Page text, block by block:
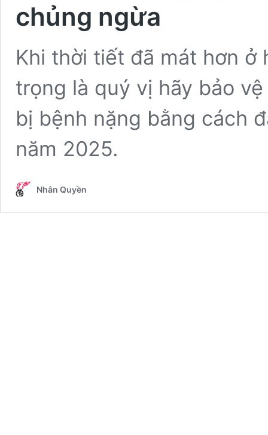
chủng ngừa
Khi thời tiết đã mát hơn ở
trọng là quý vị hãy bảo
bị bệnh nặng bằng cách
năm 2025.
Nhân Quyền